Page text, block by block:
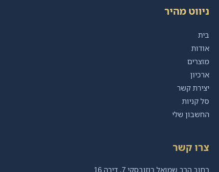
ניווט מהיר
בית
אודות
מוצרים
ארכיון
יצירת קשר
סל קניות
החשבון שלי
צרו קשר
רחוב הרב שמואל רוזובסקי 7, דירה 16